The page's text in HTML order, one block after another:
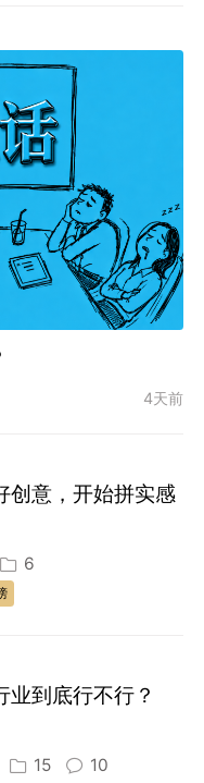
4天前
创意，开始拼实感
6
业到底行不行？
15 10